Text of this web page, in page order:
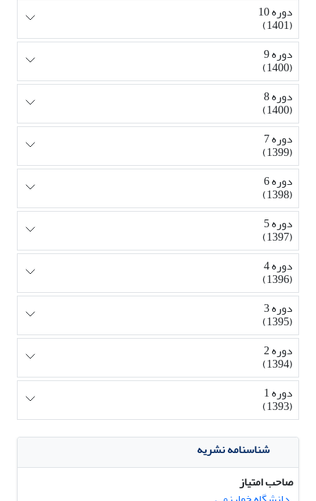
دوره 10
(1401)
دوره 9
(1400)
دوره 8
(1400)
دوره 7
(1399)
دوره 6
(1398)
دوره 5
(1397)
دوره 4
(1396)
دوره 3
(1395)
دوره 2
(1394)
دوره 1
(1393)
شناسنامه نشریه
صاحب امتیاز